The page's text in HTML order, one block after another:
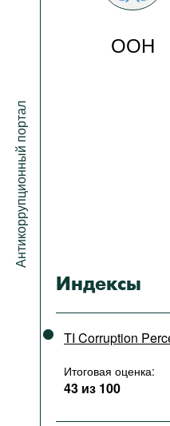
Антикоррупционный портал
ООН
Индексы
TI Corruption
Итоговая оценка:
43 из 100